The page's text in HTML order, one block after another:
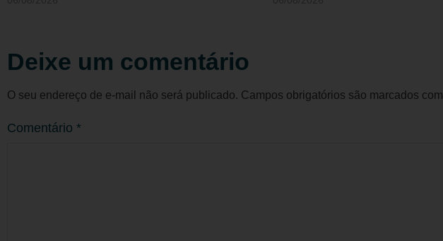
Deixe um comentário
O seu endereço de e-mail não será publicado. Campos obrigatórios são marcados com
Comentário *